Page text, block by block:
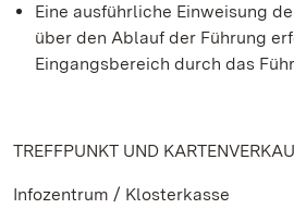
Eine ausführliche Einweisung
über den Ablauf der Führung
Eingangsbereich durch das
TREFFPUNKT UND
Infozentrum / Klosterkasse